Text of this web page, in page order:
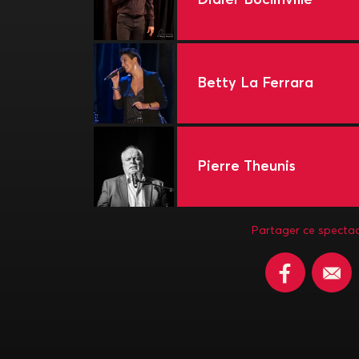
Betty La Ferrara
Pierre Theunis
Partager ce